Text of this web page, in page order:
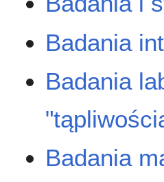
Badania
Badania
Badania